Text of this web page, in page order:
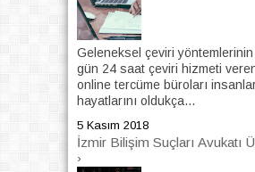
Geleneksel çeviri
gün 24 saat çeviri hizmeti
online tercüme büroları
hayatlarını oldukça...
5 Kasım 2018
İzmir Bilişim Suçları Avukatı
›